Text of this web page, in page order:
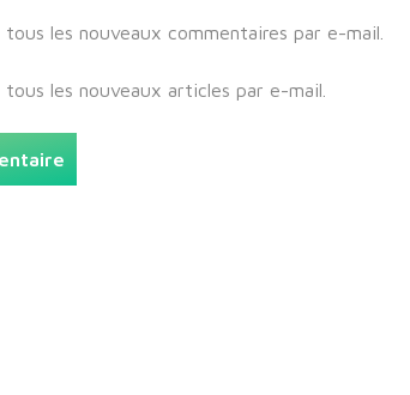
les nouveaux commentaires par e-mail.
les nouveaux articles par e-mail.